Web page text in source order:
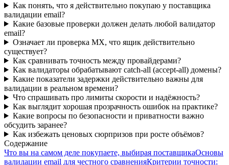
Как понять, что я действительно покупаю у поставщика
валидации email?
Какие базовые проверки должен делать любой валидатор
email?
Означает ли проверка MX, что ящик действительно
существует?
Как сравнивать точность между провайдерами?
Как валидаторы обрабатывают catch‑all (accept‑all) домены?
Какие показатели задержки действительно важны для
валидации в реальном времени?
Что спрашивать про лимиты скорости и надёжность?
Как выглядит хорошая прозрачность ошибок на практике?
Какие вопросы по безопасности и приватности важно
обсудить заранее?
Как избежать ценовых сюрпризов при росте объёмов?
Содержание
Что вы на самом деле покупаете, выбирая поставщикаОсновы
валидации email для честного сравненияКритерии точности: